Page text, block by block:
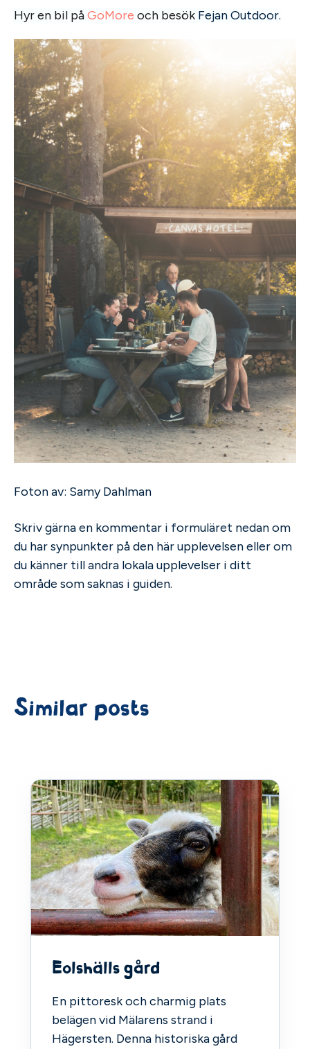
Hyr en bil påGoMore och besök Fejan Outdoor.
Foton av: Samy Dahlman
Skriv gärna en kommentar i formuläret nedan om
du har synpunkter på den här upplevelsen eller om
du känner till andra lokala upplevelser i ditt
område som saknas i guiden.
Similar posts
Eolshälls gård
En pittoresk och charmig plats
belägen vid Mälarens strand i
Hägersten. Denna historiska gård